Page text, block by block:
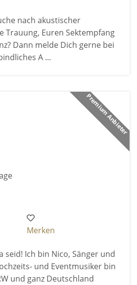
nach akustischer
Trauung, Euren Sektempfang
Dann melde Dich gerne bei
A ...
Premium Anbieter
Merken
seid! Ich bin Nico, Sänger und
und Eventmusiker bin
und ganz Deutschland